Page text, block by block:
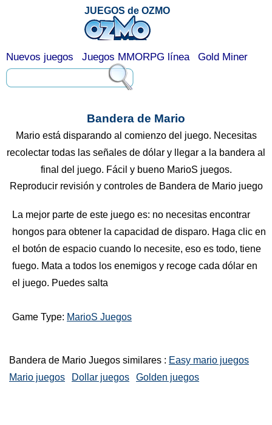
Bandera de Mario
Mario está disparando al comienzo del juego. Necesitas
recolectar todas las señales de dólar y llegar a la bandera al
final del juego. Fácil y bueno MarioS juegos.
Reproducir revisión y controles de Bandera de Mario juego
La mejor parte de este juego es: no necesitas encontrar
hongos para obtener la capacidad de disparo. Haga clic en
el botón de espacio cuando lo necesite, eso es todo, tiene
fuego. Mata a todos los enemigos y recoge cada dólar en
el juego. Puedes salta
Game Type: MarioS Juegos
Bandera de Mario Juegos similares : Easy mario juegos
Mario juegos
Dollar juegos Golden juegos
JUEGOS de OZMO
Nuevos juegos Juegos MMORPG línea Gold Miner